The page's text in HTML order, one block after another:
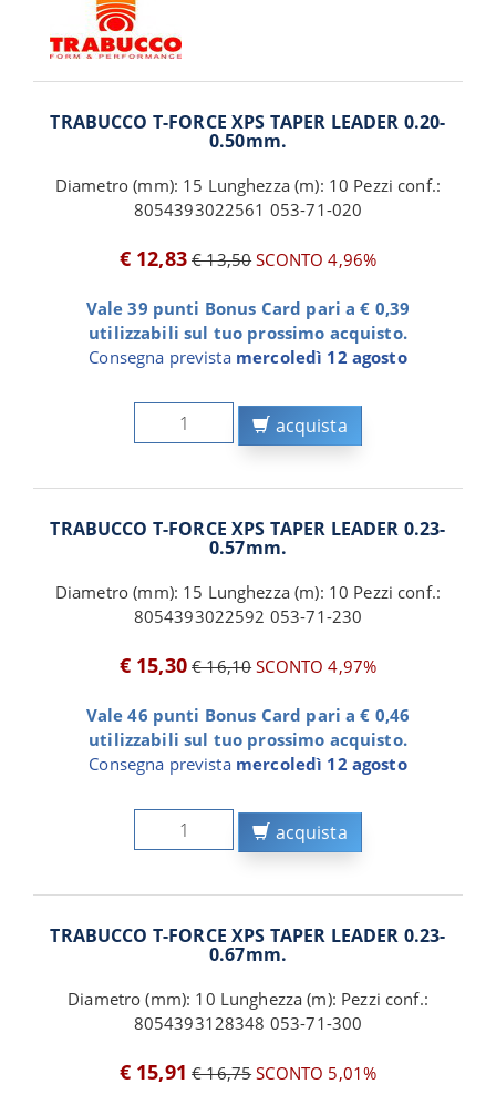
TRABUCCO T-FORCE XPS TAPER LEADER 0.20-
0.50mm.
Diametro (mm): 15 Lunghezza (m): 10 Pezzi conf.:
8054393022561 053-71-020
€ 12,83 € 13,50SCONTO 4,96%
Vale 39 punti Bonus Card pari a € 0,39
utilizzabili sul tuo prossimo acquisto.
Consegna prevista mercoledì 12 agosto
acquista
TRABUCCO T-FORCE XPS TAPER LEADER 0.23-
0.57mm.
Diametro (mm): 15 Lunghezza (m): 10 Pezzi conf.:
8054393022592 053-71-230
€ 15,30 € 16,10SCONTO 4,97%
Vale 46 punti Bonus Card pari a € 0,46
utilizzabili sul tuo prossimo acquisto.
Consegna prevista mercoledì 12 agosto
acquista
TRABUCCO T-FORCE XPS TAPER LEADER 0.23-
0.67mm.
Diametro (mm): 10 Lunghezza (m): Pezzi conf.:
8054393128348 053-71-300
€ 15,91 € 16,75SCONTO 5,01%